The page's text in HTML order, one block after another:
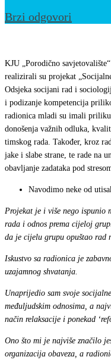
Brzi odgovori
projekat
“Socijalne
vještine”
KJU „Porodično
realizirali su projekat
Odsjeka socijani rad i
i podizanje kompetencija
radionica mladi su imali
donošenja važnih odluka,
timskog rada. Također, kroz
jake i slabe strane, te rade na
obavljanje zadataka pod
Navodimo neke od
Projekat je i više nego ispunio
rada i odnos prema cijeloj
da je cijelu grupu opuštao rad
Iskustvo sa radionica je
uzajamnog shvatanja.
Unaprijedio sam svoje
međuljudskim odnosima, a
način relaksacije i ponekad
Ono što mi je najviše značilo
organizacija obaveza, a